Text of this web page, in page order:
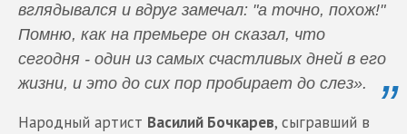
вглядывался и вдруг замечал: "а точно, похож!"
Помню, как на премьере он сказал, что
сегодня - один из самых счастливых дней в его
жизни, и это до сих пор пробирает до слез».
Народный артист Василий Бочкарев, сыгравший в